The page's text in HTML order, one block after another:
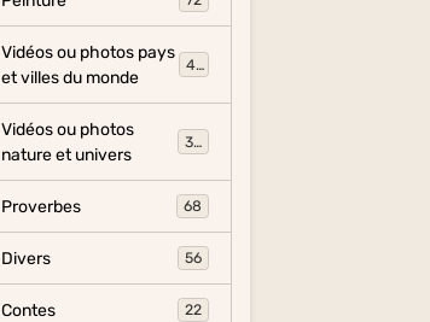
Vidéos ou photos pays
et villes du monde
454
Vidéos ou photos
nature et univers
325
Proverbes 68
Divers 56
Contes 22